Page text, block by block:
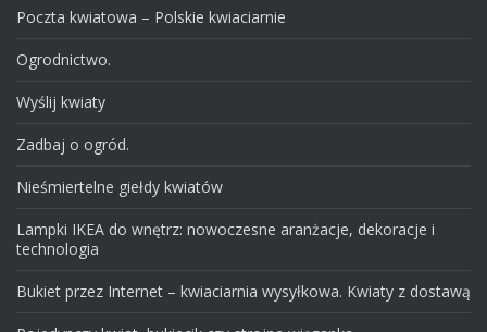
Poczta kwiatowa – Polskie kwiaciarnie
Ogrodnictwo.
Wyślij kwiaty
Zadbaj o ogród.
Nieśmiertelne giełdy kwiatów
Lampki IKEA do wnętrz: nowoczesne aranżacje, dekoracje i
technologia
Bukiet przez Internet – kwiaciarnia wysyłkowa. Kwiaty z dostawą